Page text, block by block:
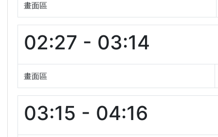
畫面區
02:27 - 03:14
畫面區
03:15 - 04:16